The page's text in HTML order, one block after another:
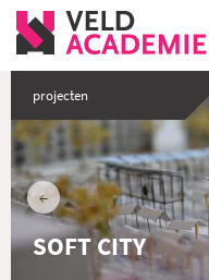
projecten
SOFT CITY